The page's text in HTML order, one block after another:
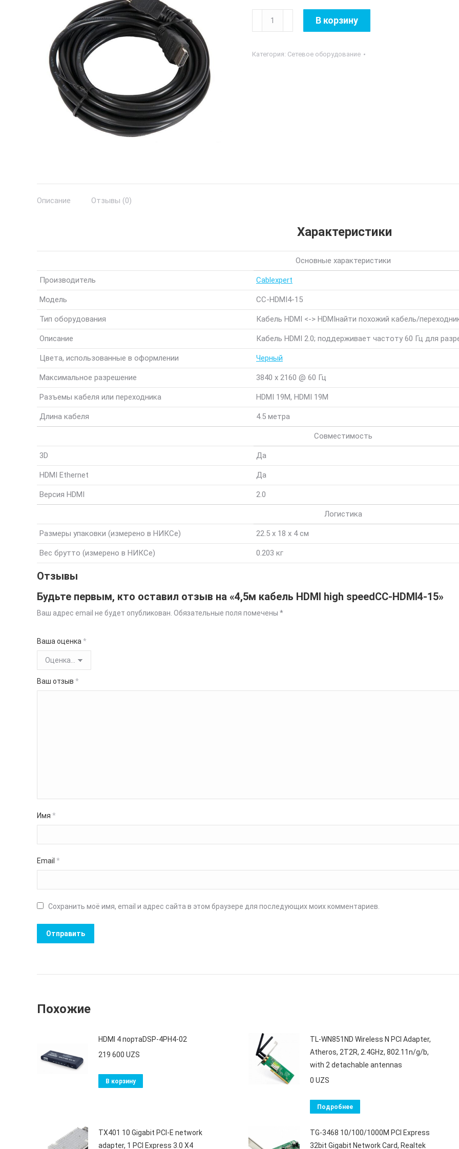
Количество
товара
кабель
В корзину
Категория: Сетевое оборудование
Описание Отзывы (0)
Характеристики
Основные характеристики
Производитель Cablexpert
Модель CC-HDMI4-15
Тип оборудования Кабель HDMI <-> HDMIнайти похожий кабель/
Описание Кабель HDMI 2.0; поддерживает частоту 60 Гц для
Цвета, использованные в оформлении Черный
Максимальное разрешение 3840 x 2160 @ 60 Гц
Разъемы кабеля или переходника HDMI 19M, HDMI 19M
Длина кабеля 4.5 метра
Совместимость
3D Да
HDMI Ethernet Да
Версия HDMI 2.0
Логистика
Размеры упаковки (измерено в НИКСе) 22.5 x 18 x 4 см
Вес брутто (измерено в НИКСе) 0.203 кг
Отзывы
Будьте первым, кто оставил отзыв на «4,5м кабель HDMI high speedCC-HDMI4-15»
Ваш адрес email не будет опубликован. Обязательные поля помечены *
Ваша оценка *
Ваш отзыв *
Имя *
Email *
Сохранить моё имя, email и адрес сайта в этом браузере для последующих моих комментариев.
Похожие
HDMI 4 портаDSP-4PH4-02
219 600 UZS
В корзину
TL-WN851ND Wireless N PCI Adapter,
Atheros, 2T2R, 2.4GHz, 802.11n/g/b,
with 2 detachable antennas
0 UZS
Подробнее
TX401 10 Gigabit PCI-E network
adapter, 1 PCI Express 3.0 X4
TG-3468 10/100/1000M PCI Express
32bit Gigabit Network Card, Realtek